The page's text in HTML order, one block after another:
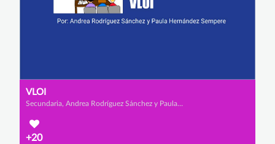
VLOI
Secundaria, Andrea Rodríguez Sánchez y Paula Hernández Sempere
+20